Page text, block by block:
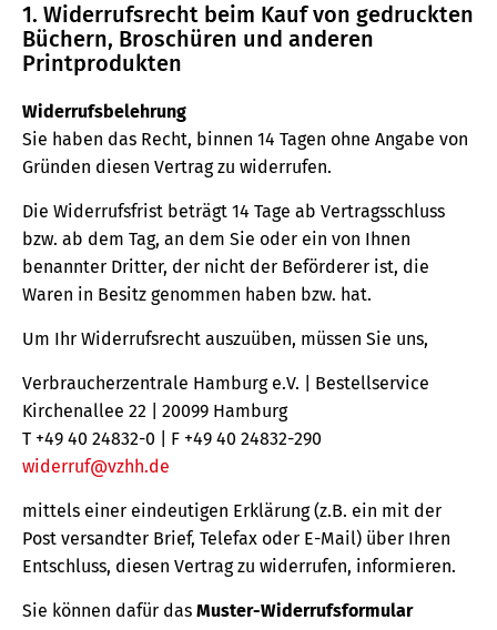
1. Widerrufsrecht beim Kauf von gedruckten
Büchern, Broschüren und anderen
Printprodukten
Widerrufsbelehrung
Sie haben das Recht, binnen 14 Tagen ohne Angabe von
Gründen diesen Vertrag zu widerrufen.
Die Widerrufsfrist beträgt 14 Tage ab Vertragsschluss
bzw. ab dem Tag, an dem Sie oder ein von Ihnen
benannter Dritter, der nicht der Beförderer ist, die
Waren in Besitz genommen haben bzw. hat.
Um Ihr Widerrufsrecht auszuüben, müssen Sie uns,
Verbraucherzentrale Hamburg e.V. | Bestellservice
Kirchenallee 22 | 20099 Hamburg
T +49 40 24832-0 | F +49 40 24832-290
widerruf@vzhh.de
mittels einer eindeutigen Erklärung (z.B. ein mit der
Post versandter Brief, Telefax oder E-Mail) über Ihren
Entschluss, diesen Vertrag zu widerrufen, informieren.
Sie können dafür das Muster-Widerrufsformular